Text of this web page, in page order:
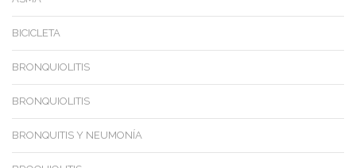
BICICLETA
BRONQUIOLITIS
BRONQUIOLITIS
BRONQUITIS Y NEUMONÍA